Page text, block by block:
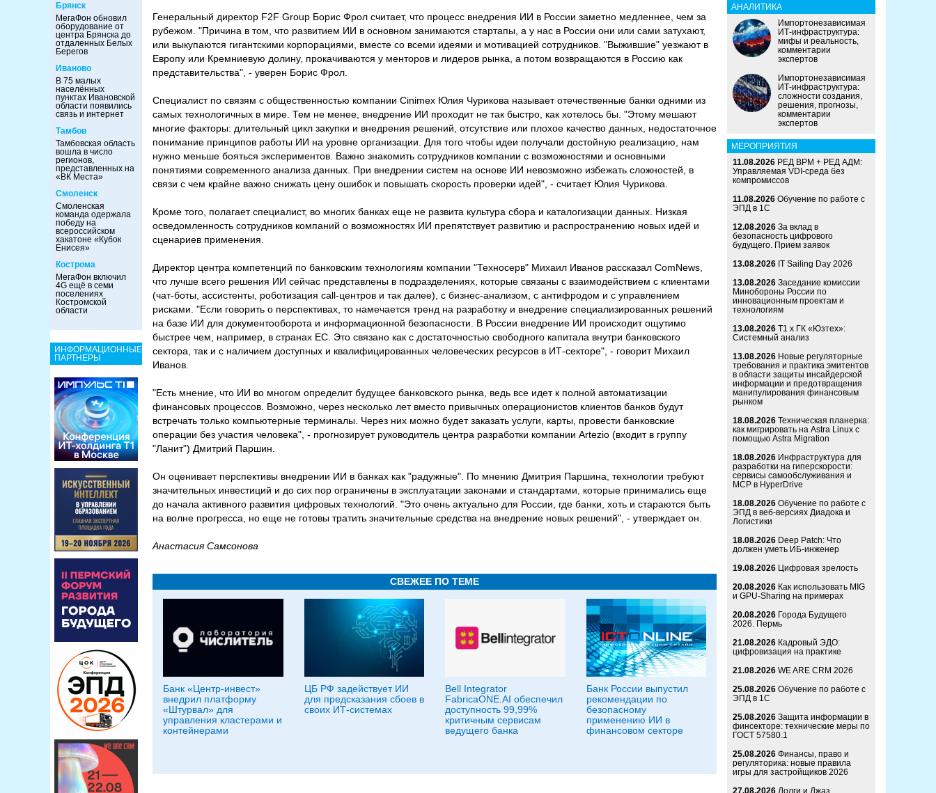
Брянск
МегаФон обновил
оборудование от
центра Брянска до
отдаленных Белых
Берегов
Иваново
В 75 малых
населённых
пунктах Ивановской
области появились
связь и интернет
Тамбов
Тамбовская область
вошла в число
регионов,
представленных на
«ВК Места»
Смоленск
Смоленская
команда одержала
победу на
всероссийском
хакатоне «Кубок
Енисея»
Кострома
МегаФон включил
4G ещё в семи
поселениях
Костромской
области
ИНФОРМАЦИОННЫЕ
ПАРТНЕРЫ
Генеральный директор F2F Group Борис Фрол считает, что процесс внедрения ИИ в России заметно медленнее, чем за
рубежом. "Причина в том, что развитием ИИ в основном занимаются стартапы, а у нас в России они или сами затухают,
или выкупаются гигантскими корпорациями, вместе со всеми идеями и мотивацией сотрудников. "Выжившие" уезжают в
Европу или Кремниевую долину, прокачиваются у менторов и лидеров рынка, а потом возвращаются в Россию как
представительства", - уверен Борис Фрол.
Специалист по связям с общественностью компании Cinimex Юлия Чурикова называет отечественные банки одними из
самых технологичных в мире. Тем не менее, внедрение ИИ проходит не так быстро, как хотелось бы. "Этому мешают
многие факторы: длительный цикл закупки и внедрения решений, отсутствие или плохое качество данных, недостаточное
понимание принципов работы ИИ на уровне организации. Для того чтобы идеи получали достойную реализацию, нам
нужно меньше бояться экспериментов. Важно знакомить сотрудников компании с возможностями и основными
понятиями современного анализа данных. При внедрении систем на основе ИИ невозможно избежать сложностей, в
связи с чем крайне важно снижать цену ошибок и повышать скорость проверки идей", - считает Юлия Чурикова.
Кроме того, полагает специалист, во многих банках еще не развита культура сбора и каталогизации данных. Низкая
осведомленность сотрудников компаний о возможностях ИИ препятствует развитию и распространению новых идей и
сценариев применения.
Директор центра компетенций по банковским технологиям компании "Техносерв" Михаил Иванов рассказал ComNews,
что лучше всего решения ИИ сейчас представлены в подразделениях, которые связаны с взаимодействием с клиентами
(чат-боты, ассистенты, роботизация call-центров и так далее), с бизнес-анализом, с антифродом и с управлением
рисками. "Если говорить о перспективах, то намечается тренд на разработку и внедрение специализированных решений
на базе ИИ для документооборота и информационной безопасности. В России внедрение ИИ происходит ощутимо
быстрее чем, например, в странах ЕС. Это связано как с достаточностью свободного капитала внутри банковского
сектора, так и с наличием доступных и квалифицированных человеческих ресурсов в ИТ-секторе", - говорит Михаил
Иванов.
"Есть мнение, что ИИ во многом определит будущее банковского рынка, ведь все идет к полной автоматизации
финансовых процессов. Возможно, через несколько лет вместо привычных операционистов клиентов банков будут
встречать только компьютерные терминалы. Через них можно будет заказать услуги, карты, провести банковские
операции без участия человека", - прогнозирует руководитель центра разработки компании Artezio (входит в группу
"Ланит") Дмитрий Паршин.
Он оценивает перспективы внедрении ИИ в банках как "радужные". По мнению Дмитрия Паршина, технологии требуют
значительных инвестиций и до сих пор ограничены в эксплуатации законами и стандартами, которые принимались еще
до начала активного развития цифровых технологий. "Это очень актуально для России, где банки, хоть и стараются быть
на волне прогресса, но еще не готовы тратить значительные средства на внедрение новых решений", - утверждает он.
Анастасия Самсонова
СВЕЖЕЕ ПО ТЕМЕ
Банк «Центр-инвест»
внедрил платформу
«Штурвал» для
управления кластерами и
контейнерами
ЦБ РФ задействует ИИ
для предсказания сбоев в
своих ИТ-системах
Bell Integrator
FabricaONE.AI обеспечил
доступность 99,99%
критичным сервисам
ведущего банка
Банк России выпустил
рекомендации по
безопасному
применению ИИ в
финансовом секторе
АНАЛИТИКА
Импортонезависимая
ИТ-инфраструктура:
мифы и реальность,
комментарии
экспертов
Импортонезависимая
ИТ-инфраструктура:
сложности создания,
решения, прогнозы,
комментарии
экспертов
МЕРОПРИЯТИЯ
11.08.2026 РЕД ВРМ + РЕД АДМ:
Управляемая VDI-среда без
компромиссов
11.08.2026 Обучение по работе с
ЭПД в 1С
12.08.2026 За вклад в
безопасность цифрового
будущего. Прием заявок
13.08.2026 IT Sailing Day 2026
13.08.2026 Заседание комиссии
Минобороны России по
инновационным проектам и
технологиям
13.08.2026 Т1 x ГК «Юзтех»:
Системный анализ
13.08.2026 Новые регуляторные
требования и практика эмитентов
в области защиты инсайдерской
информации и предотвращения
манипулирования финансовым
рынком
18.08.2026 Техническая планерка:
как мигрировать на Astra Linux с
помощью Astra Migration
18.08.2026 Инфраструктура для
разработки на гиперскорости:
сервисы самообслуживания и
MCP в HyperDrive
18.08.2026 Обучение по работе с
ЭПД в веб-версиях Диадока и
Логистики
18.08.2026 Deep Patch: Что
должен уметь ИБ-инженер
19.08.2026 Цифровая зрелость
20.08.2026 Как использовать MIG
и GPU-Sharing на примерах
20.08.2026 Города Будущего
2026. Пермь
21.08.2026 Кадровый ЭДО:
цифровизация на практике
21.08.2026 WE ARE CRM 2026
25.08.2026 Обучение по работе с
ЭПД в 1С
25.08.2026 Защита информации в
финсекторе: технические меры по
ГОСТ 57580.1
25.08.2026 Финансы, право и
регуляторика: новые правила
игры для застройщиков 2026